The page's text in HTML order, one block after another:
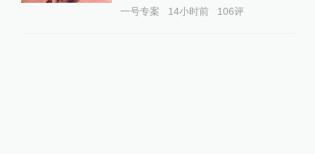
一号专案 14小时前 106评